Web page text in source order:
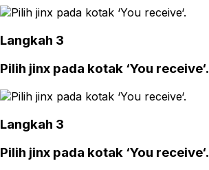
Langkah 3
Pilih jinx pada kotak ‘You receive‘.
Langkah 3
Pilih jinx pada kotak ‘You receive‘.